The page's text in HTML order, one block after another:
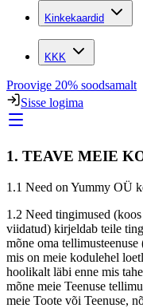
Kinkekaardid
KKK
Proovige 20% soodsamalt
Sisse logima
1. TEAVE MEIE
1.1 Need on Yummy OÜ
1.2 Need tingimused
viidatud) kirjeldab teile
mõne oma
mis on meie kodulehel
hoolikalt läbi enne mis
mõne meie Teenuse
meie Toote või Teenuse,